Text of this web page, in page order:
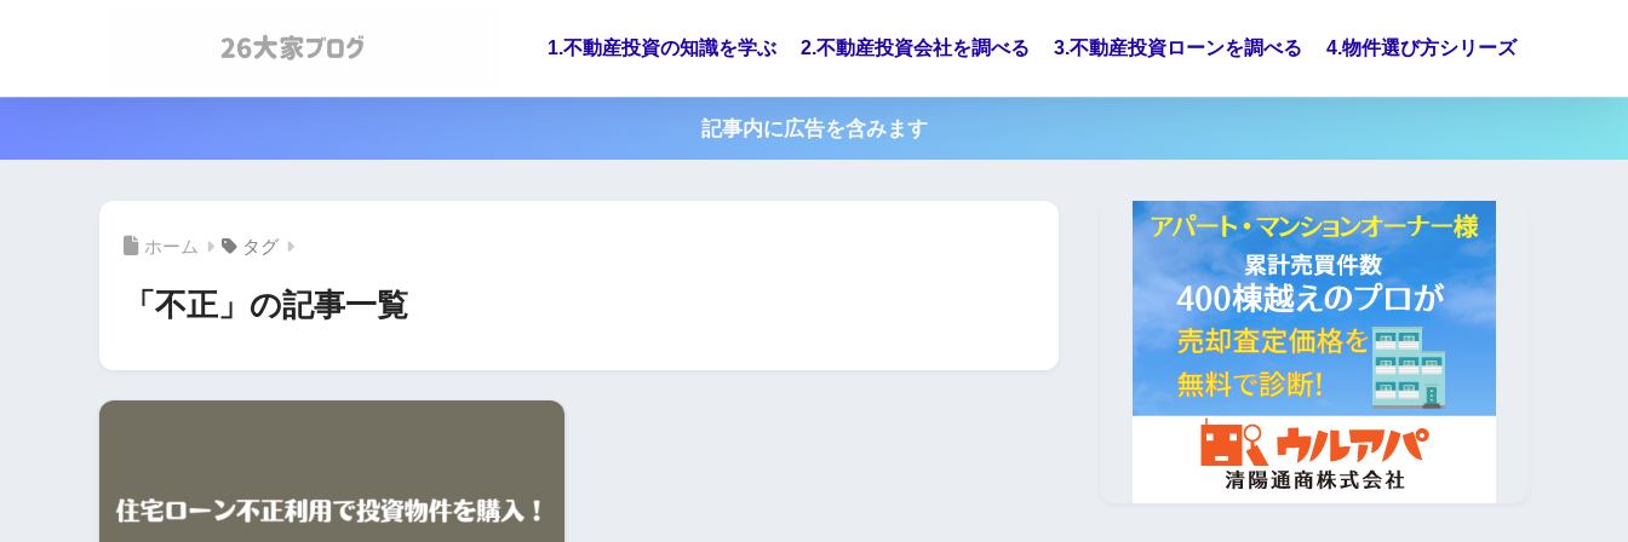
1.不動産投資の知識を学ぶ 2.不動産投資会社を調べる 3.不動産投資ローンを調べる 4.物件選び方シリーズ
記事内に広告を含みます
ホーム タグ
「不正」の記事一覧